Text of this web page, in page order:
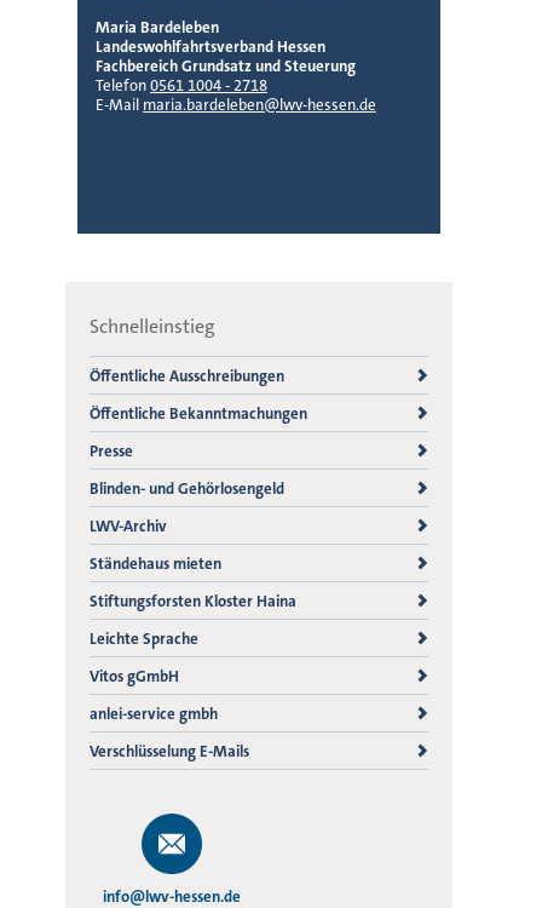
Maria Bardeleben
Landeswohlfahrtsverband Hessen
Fachbereich Grundsatz und Steuerung
Telefon0561 1004 - 2718
E-Mail maria.bardeleben@lwv-hessen.de
Schnelleinstieg
Öffentliche Ausschreibungen
Öffentliche Bekanntmachungen
Presse
Blinden- und Gehörlosengeld
LWV-Archiv
Ständehaus mieten
Stiftungsforsten Kloster Haina
Leichte Sprache
Vitos gGmbH
anlei-service gmbh
Verschlüsselung E-Mails
info@lwv-hessen.de